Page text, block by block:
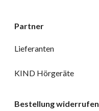
Partner
Lieferanten
KIND Hörgeräte
Bestellung widerrufen